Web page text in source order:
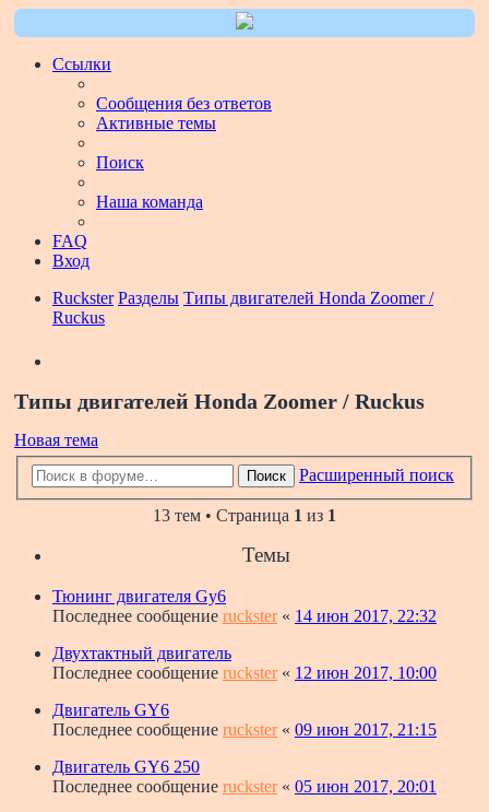
Ссылки
Сообщения без ответов
Активные темы
Поиск
Наша команда
FAQ
Вход
Ruckster Разделы Типы двигателей Honda Zoomer /
Ruckus
Типы двигателей Honda Zoomer / Ruckus
Новая тема
Поиск Расширенный поиск
13 тем • Страница 1 из 1
Темы
Тюнинг двигателя Gy6
Последнее сообщение ruckster« 14 июн 2017, 22:32
Двухтактный двигатель
Последнее сообщение ruckster« 12 июн 2017, 10:00
Двигатель GY6
Последнее сообщение ruckster« 09 июн 2017, 21:15
Двигатель GY6 250
Последнее сообщение ruckster« 05 июн 2017, 20:01